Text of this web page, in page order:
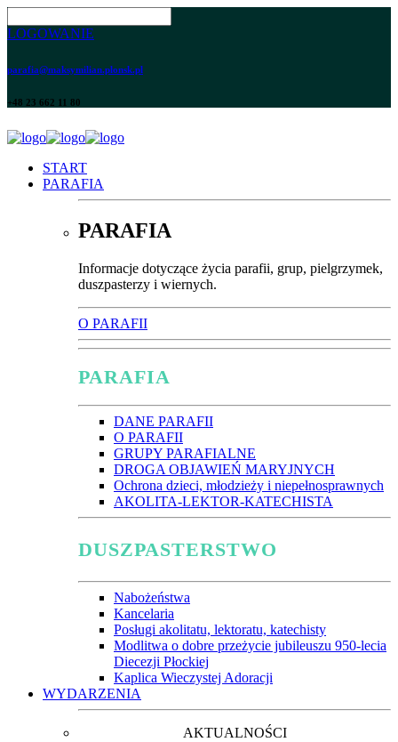
LOGOWANIE
parafia@maksymilian.plonsk.pl
+48 23 662 11 80
START
PARAFIA
PARAFIA
Informacje dotyczące życia parafii, grup, pielgrzymek,
duszpasterzy i wiernych.
O PARAFII
PARAFIA
DANE PARAFII
O PARAFII
GRUPY PARAFIALNE
DROGA OBJAWIEŃ MARYJNYCH
Ochrona dzieci, młodzieży i niepełnosprawnych
AKOLITA-LEKTOR-KATECHISTA
DUSZPASTERSTWO
Nabożeństwa
Kancelaria
Posługi akolitatu, lektoratu, katechisty
Modlitwa o dobre przeżycie jubileuszu 950-lecia
Diecezji Płockiej
Kaplica Wieczystej Adoracji
WYDARZENIA
AKTUALNOŚCI